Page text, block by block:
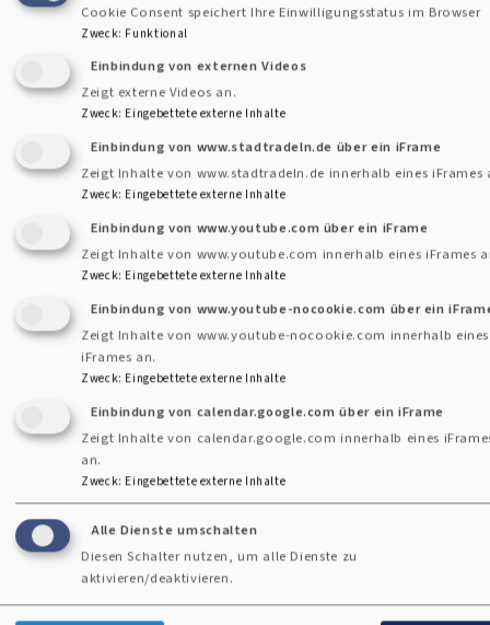
Cookie Consent speichert Ihre Einwilligungsstatus im Browser
Zweck: Funktional
Einbindung von externen Videos
Zeigt externe Videos an.
Zweck: Eingebettete externe Inhalte
Einbindung von www.stadtradeln.de über ein iFrame
Zeigt Inhalte von www.stadtradeln.de innerhalb eines iFrames
Zweck: Eingebettete externe Inhalte
Einbindung von www.youtube.com über ein iFrame
Zeigt Inhalte von www.youtube.com innerhalb eines iFrames
Zweck: Eingebettete externe Inhalte
Einbindung von www.youtube-nocookie.com über ein
Zeigt Inhalte von www.youtube-nocookie.com innerhalb eines
iFrames an.
Zweck: Eingebettete externe Inhalte
Einbindung von calendar.google.com über ein iFrame
Zeigt Inhalte von calendar.google.com innerhalb eines
an.
Zweck: Eingebettete externe Inhalte
Alle Dienste umschalten
Diesen Schalter nutzen, um alle Dienste zu
aktivieren/deaktivieren.